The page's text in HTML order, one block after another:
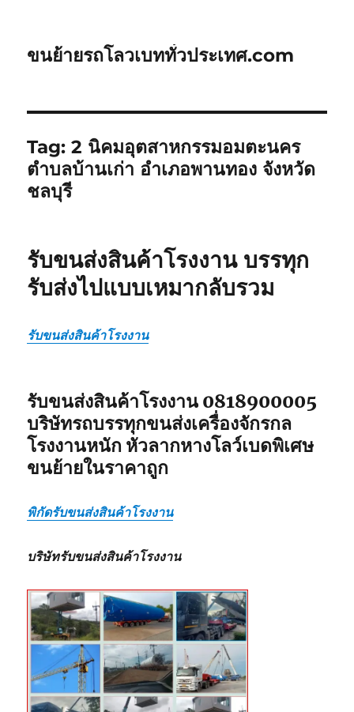
ขนย้ายรถโลวเบททั่วประเทศ.com
Tag:2 นิคมอุตสาหกรรมอมตะนคร
ตำบลบ้านเก่า อำเภอพานทอง จังหวัด
ชลบุรี
รับขนส่งสินค้าโรงงาน บรรทุก
รับส่งไปแบบเหมากลับรวม
รับขนส่งสินค้าโรงงาน
รับขนส่งสินค้าโรงงาน 0818900005
บริษัทรถบรรทุกขนส่งเครื่องจักรกล
โรงงานหนัก หัวลากหางโลว์เบดพิเศษ
ขนย้ายในราคาถูก
พิกัดรับขนส่งสินค้าโรงงาน
บริษัทรับขนส่งสินค้าโรงงาน